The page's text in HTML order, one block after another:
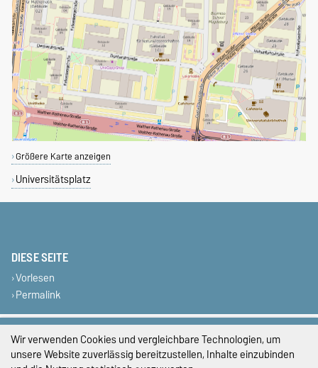
Größere Karte anzeigen
Universitätsplatz
DIESE SEITE
Vorlesen
Permalink
Impressum
Datenschutz
Wir verwenden Cookies und vergleichbare Technologien, um
unsere Website zuverlässig bereitzustellen, Inhalte einzubinden